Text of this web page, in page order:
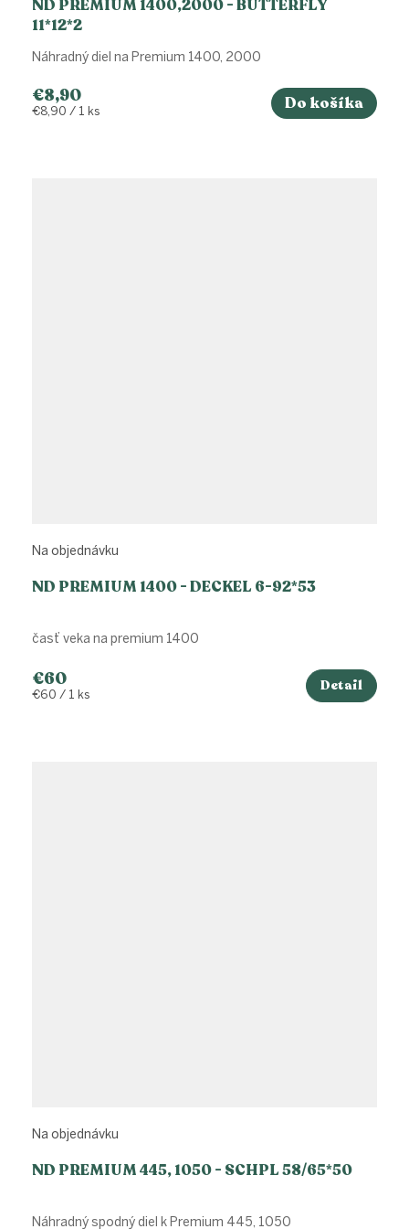
ND PREMIUM 1400,2000 - BUTTERFLY
11*12*2
€8,90
Jednotková
€8,90 / 1 ks Do košíka
Náhradný diel na Premium 1400, 2000
ND PREMIUM 1400 - DECKEL 6-92*53
Na objednávku
€60
Jednotková
€60 / 1 ks
Detail
časť veka na premium 1400
ND PREMIUM 445, 1050 - SCHPL 58/65*50
Na objednávku
Náhradný spodný diel k Premium 445, 1050